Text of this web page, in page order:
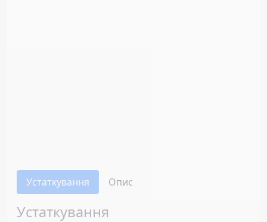
Устаткування Опис
Устаткування